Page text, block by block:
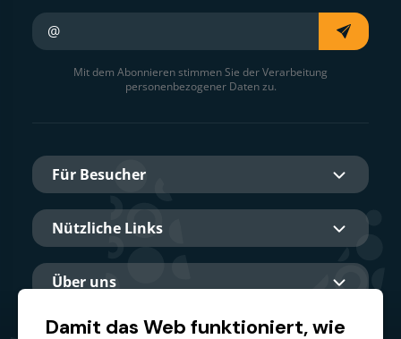
Mit dem Abonnieren stimmen Sie der Verarbeitung
personenbezogener Daten zu.
Für Besucher
Nützliche Links
Über uns
Damit das Web funktioniert, wie